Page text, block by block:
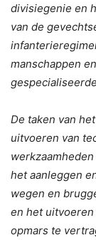
divisiegenie en
van de
manschappen
De taken van
uitvoeren van
het aanleggen
wegen en
en het
opmars te